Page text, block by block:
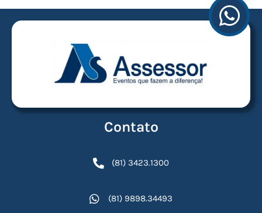
Contato
(81) 3423.1300
(81) 9898.34493